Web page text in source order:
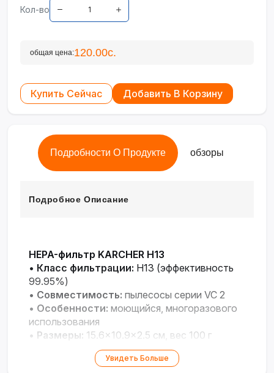
Кол-во
общая цена:120.00с.
Купить Сейчас Добавить В Корзину
Подробности О Продукте обзоры
Подробное Описание
HEPA-фильтр KARCHER H13
• Класс фильтрации: H13 (эффективность
99.95%)
• Совместимость: пылесосы серии VC 2
• Особенности: моющийся, многоразового
использования
• Размеры: 15.6×10.9×2.5 см, вес 100 г
Увидеть Больше